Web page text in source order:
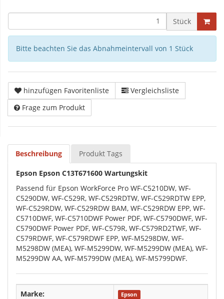
Stück
Bitte beachten Sie das Abnahmeintervall von 1 Stück
hinzufügen Favoritenliste
Vergleichsliste
Frage zum Produkt
Beschreibung Produkt Tags
Epson Epson C13T671600 Wartungskit
Passend für Epson WorkForce Pro WF-C5210DW, WF-
C5290DW, WF-C529R, WF-C529RDTW, WF-C529RDTW EPP,
WF-C529RDW, WF-C529RDW BAM, WF-C529RDW EPP, WF-
C5710DWF, WF-C5710DWF Power PDF, WF-C5790DWF, WF-
C5790DWF Power PDF, WF-C579R, WF-C579RD2TWF, WF-
C579RDWF, WF-C579RDWF EPP, WF-M5298DW, WF-
M5298DW (MEA), WF-M5299DW, WF-M5299DW (MEA), WF-
M5299DW AA, WF-M5799DW (MEA), WF-M5799DWF.
Marke: Epson